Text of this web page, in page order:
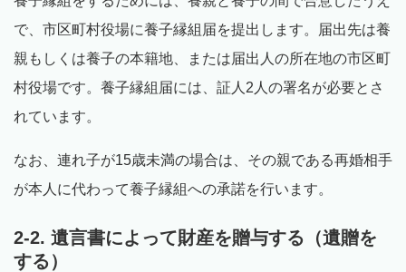
で、市区町村役場に養子縁組届を提出します。届出先は養
親もしくは養子の本籍地、または届出人の所在地の市区町
村役場です。養子縁組届には、証人2人の署名が必要とさ
れています。
なお、連れ子が15歳未満の場合は、その親である再婚相手
が本人に代わって養子縁組への承諾を行います。
2-2. 遺言書によって財産を贈与する（遺贈を
する）